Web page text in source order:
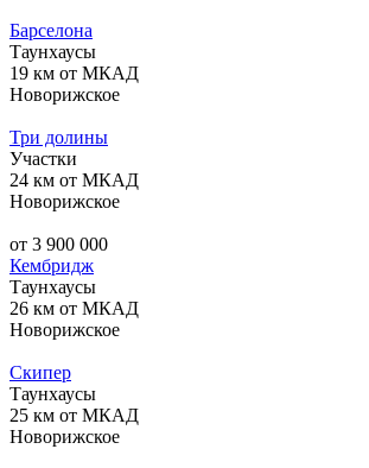
Барселона
Таунхаусы
19 км от МКАД
Новорижское
Три долины
Участки
24 км от МКАД
Новорижское
от 3 900 000
Кембридж
Таунхаусы
26 км от МКАД
Новорижское
Скипер
Таунхаусы
25 км от МКАД
Новорижское